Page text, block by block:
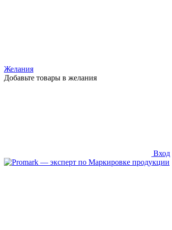
Желания
Добавьте товары в желания
Вход